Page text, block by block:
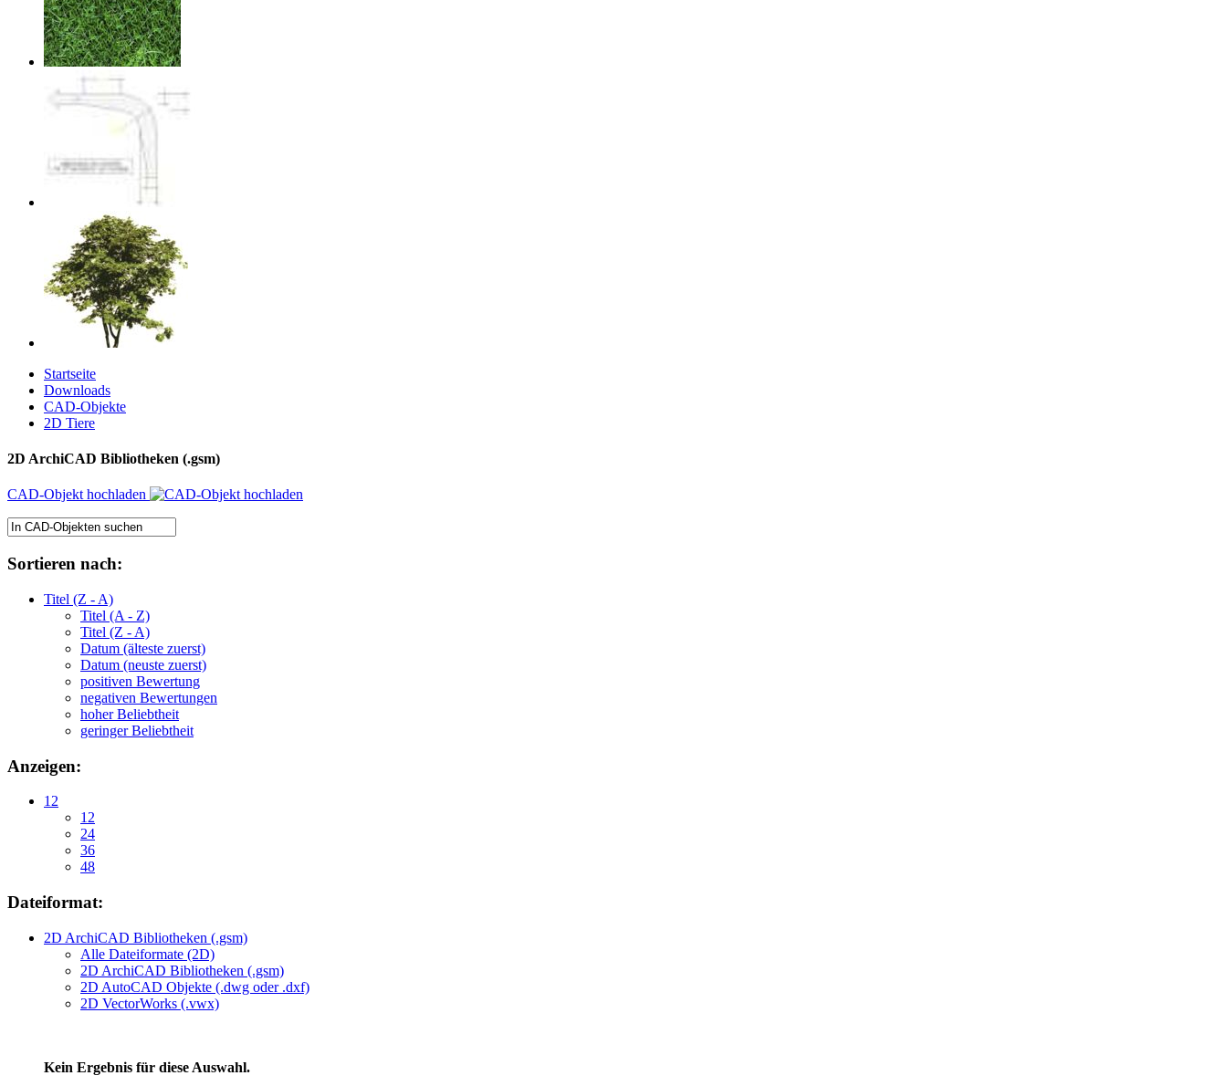
Startseite
Downloads
CAD-Objekte
2D Tiere
2D ArchiCAD Bibliotheken (.gsm)
CAD-Objekt hochladen
Sortieren nach:
Titel (Z - A)
Titel (A - Z)
Titel (Z - A)
Datum (älteste zuerst)
Datum (neuste zuerst)
positiven Bewertung
negativen Bewertungen
hoher Beliebtheit
geringer Beliebtheit
Anzeigen:
12
12
24
36
48
Dateiformat:
2D ArchiCAD Bibliotheken (.gsm)
Alle Dateiformate (2D)
2D ArchiCAD Bibliotheken (.gsm)
2D AutoCAD Objekte (.dwg oder .dxf)
2D VectorWorks (.vwx)
Kein Ergebnis für diese Auswahl.